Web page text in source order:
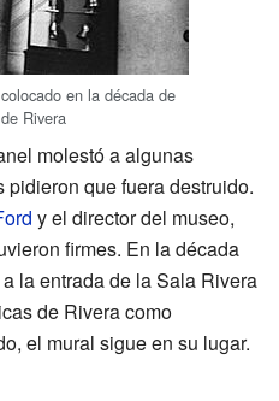
en la década de
Rivera
molestó a algunas
que fuera destruido.
y el director del museo,
firmes. En la década
la entrada de la Sala Rivera
de Rivera como
el mural sigue en su lugar.